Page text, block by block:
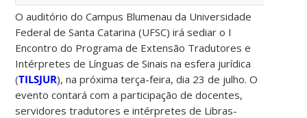
O auditório do Campus Blumenau da Universidade
Federal de Santa Catarina (UFSC) irá sediar o I
Encontro do Programa de Extensão Tradutores e
Intérpretes de Línguas de Sinais na esfera jurídica
(TILSJUR), na próxima terça-feira, dia 23 de julho. O
evento contará com a participação de docentes,
servidores tradutores e intérpretes de Libras-